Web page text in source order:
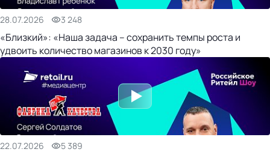
28.07.2026 3 248
«Близкий»: «Наша задача – сохранить темпы роста и
удвоить количество магазинов к 2030 году»
22.07.2026 5 389